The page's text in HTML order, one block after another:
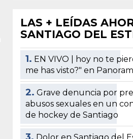
LAS + LEÍDAS
SANTIAGO DEL
1. EN VIVO | hoy no te
me has visto?" en
2. Grave denuncia por
abusos sexuales en un
de hockey de Santiago